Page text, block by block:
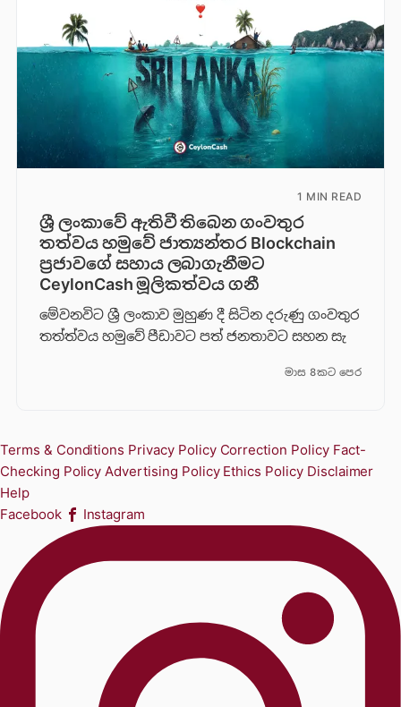
1 MIN READ
ශ්‍රී ලංකාවේ ඇතිවී තිබෙන ගංවතුර
තත්වය හමුවේ ජාත්‍යන්තර Blockchain
ප්‍රජාවගේ සහාය ලබාගැනීමට
CeylonCash මූලිකත්වය ග​නී
මේවනවිට ශ්‍රී ලංකාව මුහුණ දී සිටින දරුණු ගංවතුර
තත්ත්වය හමුවේ පීඩාවට පත් ජනතාවට සහන සැ
මාස 8කට පෙර
Terms & Conditions Privacy Policy Correction Policy Fact-
Checking Policy Advertising Policy Ethics Policy Disclaimer
Help
Facebook
Instagram